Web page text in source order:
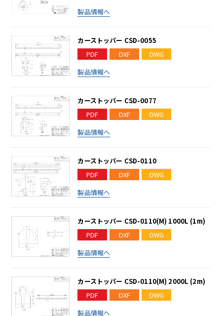
製品情報へ
カーストッパー CSD-0055
PDF
DXF
DWG
製品情報へ
カーストッパー CSD-0077
PDF
DXF
DWG
製品情報へ
カーストッパー CSD-0110
PDF
DXF
DWG
製品情報へ
カーストッパー CSD-0110(M) 1000L (1m)
PDF
DXF
DWG
製品情報へ
カーストッパー CSD-0110(M) 2000L (2m)
PDF
DXF
DWG
製品情報へ